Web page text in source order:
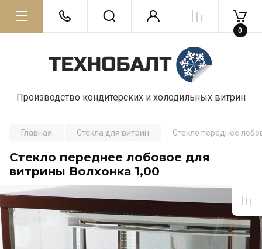
Производство кондитерских и холодильных витрин
0
Главная Стекла для витрин Стекло переднее
Стекло переднее лобовое для
витрины Волхонка 1,00